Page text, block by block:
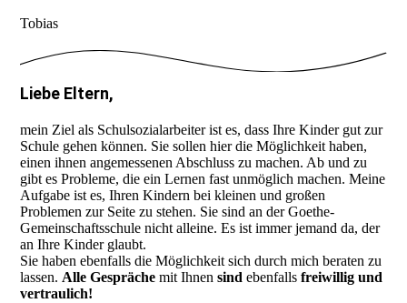
Tobias
Liebe Eltern,
mein Ziel als Schulsozialarbeiter ist es, dass Ihre Kinder gut zur
Schule gehen können. Sie sollen hier die Möglichkeit haben,
einen ihnen angemessenen Abschluss zu machen. Ab und zu
gibt es Probleme, die ein Lernen fast unmöglich machen. Meine
Aufgabe ist es, Ihren Kindern bei kleinen und großen
Problemen zur Seite zu stehen. Sie sind an der Goethe-
Gemeinschaftsschule nicht alleine. Es ist immer jemand da, der
an Ihre Kinder glaubt.
Sie haben ebenfalls die Möglichkeit sich durch mich beraten zu
lassen. Alle Gespräche mit Ihnensind ebenfallsfreiwillig und
vertraulich!